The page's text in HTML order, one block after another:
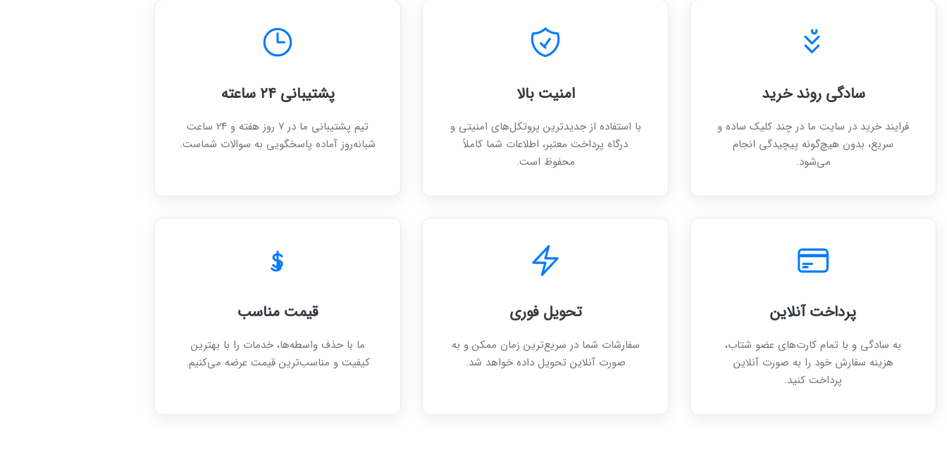
سادگی روند خرید
فرایند خرید در سایت ما در چند کلیک ساده و
سریع، بدون هیچ‌گونه پیچیدگی انجام
می‌شود.
امنیت بالا
با استفاده از جدیدترین پروتکل‌های امنیتی و
درگاه پرداخت معتبر، اطلاعات شما کاملاً
محفوظ است.
پشتیبانی ۲۴ ساعته
تیم پشتیبانی ما در ۷ روز هفته و ۲۴ ساعت
شبانه‌روز آماده پاسخگویی به سوالات شماست.
پرداخت آنلاین
به سادگی و با تمام کارت‌های عضو شتاب،
هزینه سفارش خود را به صورت آنلاین
پرداخت کنید.
تحویل فوری
سفارشات شما در سریع‌ترین زمان ممکن و به
صورت آنلاین تحویل داده خواهد شد.
قیمت مناسب
ما با حذف واسطه‌ها، خدمات را با بهترین
کیفیت و مناسب‌ترین قیمت عرضه می‌کنیم.